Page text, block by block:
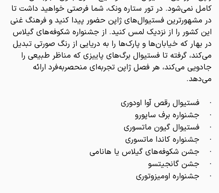
کامل نمی‌شود. در تور ستاره ونک، شما فرصتی خواهید داشت تا
در مشهورترین فستیوال‌های ژاپن حضور پیدا کنید و فرهنگ غنی
این کشور را از نزدیک لمس کنید. از جشنواره شکوفه‌های گیلاس
در بهار که خیابان‌ها و پارک‌ها را به دریایی از رنگ صورتی تبدیل
می‌کند، گرفته تا فستیوال برگ‌های پاییزی که مناظر طبیعی را
جادویی می‌کند، هر فصل ژاپن تجربه‌ای منحصر‌به‌فرد ارائه
می‌دهد.
· فستیوال رقص آوا اودوری
· جشنواره برف ساپورو
· فستیوال گیون ماتسوری
· جشنواره کاندا ماتسوری
· جشن شکوفه‌های گیلاس یا هانامی
· جشن گانجیتسو
·
جشنواره اومیزوتوری